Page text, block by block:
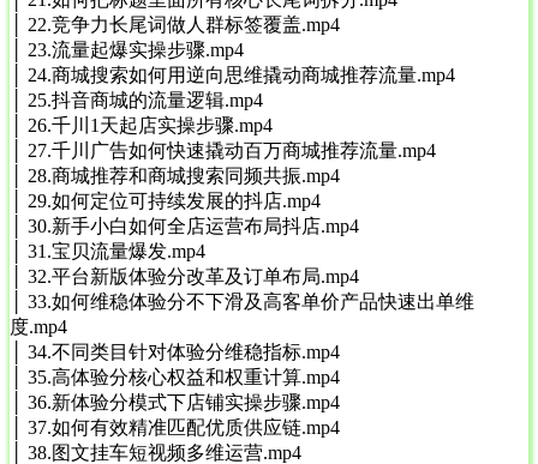
│ 22.竞争力长尾词做人群标签覆盖.mp4
│ 23.流量起爆实操步骤.mp4
│ 24.商城搜索如何用逆向思维撬动商城推荐流量.mp4
│ 25.抖音商城的流量逻辑.mp4
│ 26.千川1天起店实操步骤.mp4
│ 27.千川广告如何快速撬动百万商城推荐流量.mp4
│ 28.商城推荐和商城搜索同频共振.mp4
│ 29.如何定位可持续发展的抖店.mp4
│ 30.新手小白如何全店运营布局抖店.mp4
│ 31.宝贝流量爆发.mp4
│ 32.平台新版体验分改革及订单布局.mp4
│ 33.如何维稳体验分不下滑及高客单价产品快速出单维
度.mp4
│ 34.不同类目针对体验分维稳指标.mp4
│ 35.高体验分核心权益和权重计算.mp4
│ 36.新体验分模式下店铺实操步骤.mp4
│ 37.如何有效精准匹配优质供应链.mp4
│ 38.图文挂车短视频多维运营.mp4